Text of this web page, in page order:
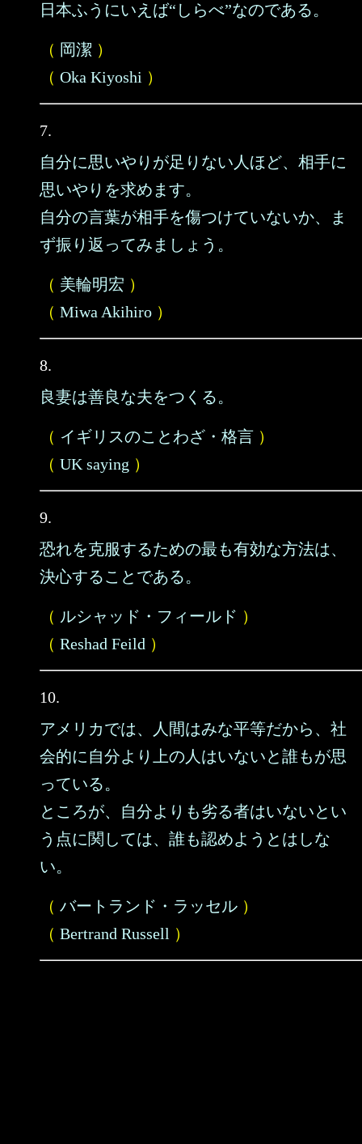
日本ふうにいえば“しらべ”なのである。
（ 岡潔 ）
（ Oka Kiyoshi ）
7.
自分に思いやりが足りない人ほど、相手に
思いやりを求めます。
自分の言葉が相手を傷つけていないか、ま
ず振り返ってみましょう。
（ 美輪明宏 ）
（ Miwa Akihiro ）
8.
良妻は善良な夫をつくる。
（ イギリスのことわざ・格言 ）
（ UK saying ）
9.
恐れを克服するための最も有効な方法は、
決心することである。
（ ルシャッド・フィールド ）
（ Reshad Feild ）
10.
アメリカでは、人間はみな平等だから、社
会的に自分より上の人はいないと誰もが思
っている。
ところが、自分よりも劣る者はいないとい
う点に関しては、誰も認めようとはしな
い。
（ バートランド・ラッセル ）
（ Bertrand Russell ）